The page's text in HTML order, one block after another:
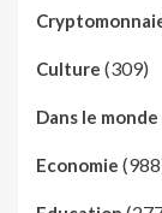
Culture (309)
Dans le monde
Economie